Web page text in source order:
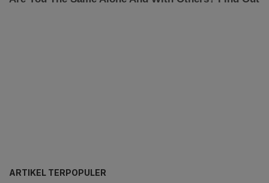
ARTIKEL TERPOPULER